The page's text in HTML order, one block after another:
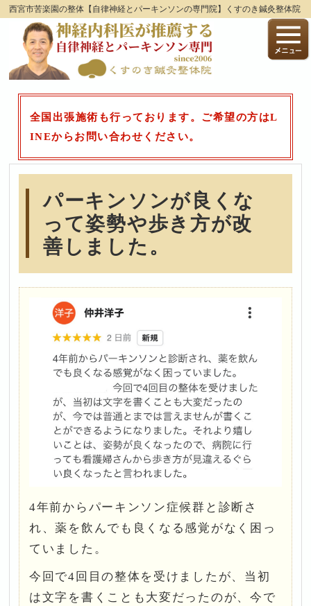
西宮市苦楽園の整体【自律神経とパーキンソンの専門院】くすのき鍼灸整体院
全国出張施術も行っております。ご希望の方はL
INEからお問い合わせください。
パーキンソンが良くな
って姿勢や歩き方が改
善しました。
4年前からパーキンソン症候群と診断さ
れ、薬を飲んでも良くなる感覚がなく困っ
ていました。
今回で4回目の整体を受けましたが、当初
は文字を書くことも大変だったのが、今で